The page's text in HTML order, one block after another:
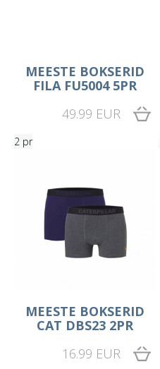
MEESTE BOKSERID
FILA FU5004 5PR
49.99 EUR
2 pr
MEESTE BOKSERID
CAT DBS23 2PR
16.99 EUR